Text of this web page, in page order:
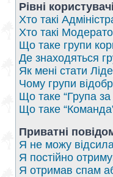
Рівні
Хто такі
Хто такі
Що таке групи
Де знаходяться
Як мені стати
Чому групи
Що таке “Група
Що таке
Приватні
Я не можу
Я постійно
Я отримав спам